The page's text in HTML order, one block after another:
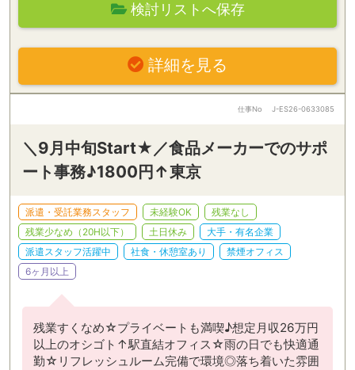
検討リストへ保存
詳細を見る
仕事No J-ES26-0633085
＼9月中旬Start★／食品メーカーでのサポ
ート事務♪1800円↑東京
派遣・受託業務スタッフ 未経験OK
残業なし
残業少なめ（20H以下）
土日休み
大手・有名企業
派遣スタッフ活躍中
社食・休憩室あり
禁煙オフィス
6ヶ月以上
残業すくなめ☆プライベートも満喫♪想定月収26万円
以上のオシゴト↑駅直結オフィス☆雨の日でも快適通
勤☆リフレッシュルーム完備で環境◎落ち着いた雰囲